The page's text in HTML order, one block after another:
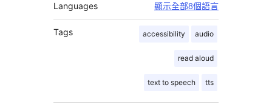
Languages 顯示全部8個語言
Tags accessibility audio
read aloud
text to speech tts